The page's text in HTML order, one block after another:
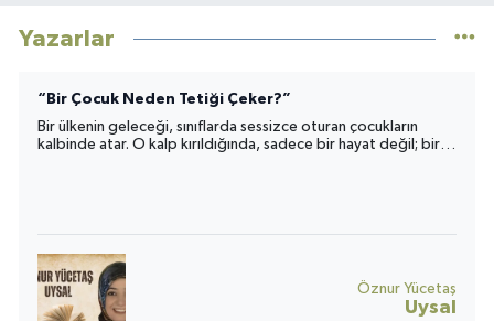
Yazarlar
“Bir Çocuk Neden Tetiği Çeker?”
Bir ülkenin geleceği, sınıflarda sessizce oturan çocukların
kalbinde atar. O kalp kırıldığında, sadece bir hayat değil; bir
Öznur Yücetaş
Uysal